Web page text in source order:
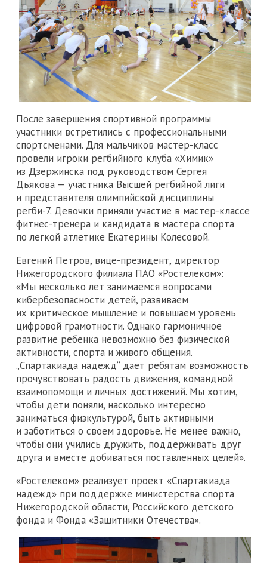
После завершения спортивной программы
участники встретились с профессиональными
спортсменами. Для мальчиков мастер-класс
провели игроки регбийного клуба «Химик»
из Дзержинска под руководством Сергея
Дьякова — участника Высшей регбийной лиги
и представителя олимпийской дисциплины
регби-7. Девочки приняли участие в мастер-классе
фитнес-тренера и кандидата в мастера спорта
по легкой атлетике Екатерины Колесовой.
Евгений Петров, вице-президент, директор
Нижегородского филиала ПАО «Ростелеком»:
«Мы несколько лет занимаемся вопросами
кибербезопасности детей, развиваем
их критическое мышление и повышаем уровень
цифровой грамотности. Однако гармоничное
развитие ребенка невозможно без физической
активности, спорта и живого общения.
„Спартакиада надежд“ дает ребятам возможность
прочувствовать радость движения, командной
взаимопомощи и личных достижений. Мы хотим,
чтобы дети поняли, насколько интересно
заниматься физкультурой, быть активными
и заботиться о своем здоровье. Не менее важно,
чтобы они учились дружить, поддерживать друг
друга и вместе добиваться поставленных целей».
«Ростелеком» реализует проект «Спартакиада
надежд» при поддержке министерства спорта
Нижегородской области, Российского детского
фонда и Фонда «Защитники Отечества».